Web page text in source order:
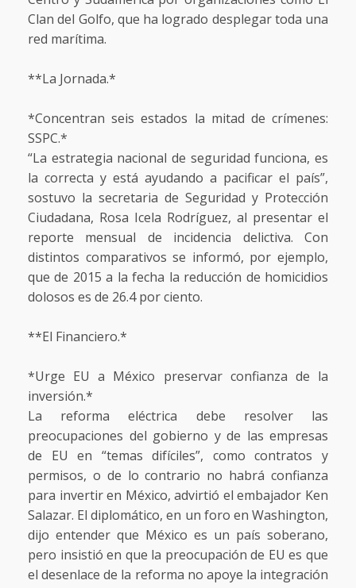
Clan del Golfo, que ha logrado desplegar toda una
red marítima.
**La Jornada.*
*Concentran seis estados la mitad de crímenes:
SSPC.*
“La estrategia nacional de seguridad funciona, es
la correcta y está ayudando a pacificar el país”,
sostuvo la secretaria de Seguridad y Protección
Ciudadana, Rosa Icela Rodríguez, al presentar el
reporte mensual de incidencia delictiva. Con
distintos comparativos se informó, por ejemplo,
que de 2015 a la fecha la reducción de homicidios
dolosos es de 26.4 por ciento.
**El Financiero.*
*Urge EU a México preservar confianza de la
inversión.*
La reforma eléctrica debe resolver las
preocupaciones del gobierno y de las empresas
de EU en “temas difíciles”, como contratos y
permisos, o de lo contrario no habrá confianza
para invertir en México, advirtió el embajador Ken
Salazar. El diplomático, en un foro en Washington,
dijo entender que México es un país soberano,
pero insistió en que la preocupación de EU es que
el desenlace de la reforma no apoye la integración